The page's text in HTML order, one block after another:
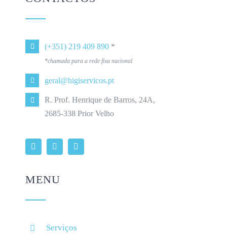
(+351) 219 409 890 *
*chamada para a rede fixa nacional
geral@higiservicos.pt
R. Prof. Henrique de Barros, 24A,
2685-338 Prior Velho
MENU
Serviços